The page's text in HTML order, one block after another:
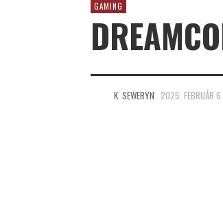
GAMING
K. SEWERYN 2025. FEBRUÁR